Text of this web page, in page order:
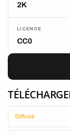
2K
LICENCE
CC0
Diffuse